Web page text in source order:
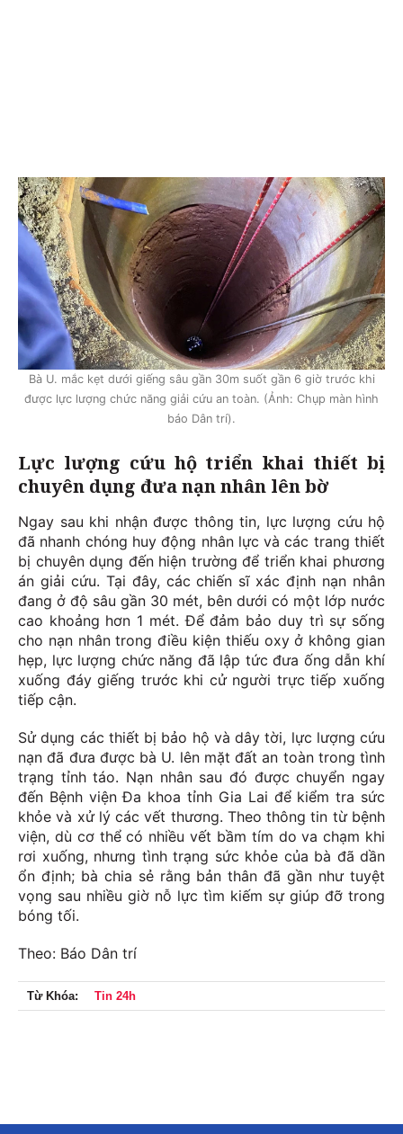
Bà U. mắc kẹt dưới giếng sâu gần 30m suốt gần 6 giờ trước khi
được lực lượng chức năng giải cứu an toàn. (Ảnh: Chụp màn hình
báo Dân trí).
Lực lượng cứu hộ triển khai thiết bị
chuyên dụng đưa nạn nhân lên bờ
Ngay sau khi nhận được thông tin, lực lượng cứu hộ
đã nhanh chóng huy động nhân lực và các trang thiết
bị chuyên dụng đến hiện trường để triển khai phương
án giải cứu. Tại đây, các chiến sĩ xác định nạn nhân
đang ở độ sâu gần 30 mét, bên dưới có một lớp nước
cao khoảng hơn 1 mét. Để đảm bảo duy trì sự sống
cho nạn nhân trong điều kiện thiếu oxy ở không gian
hẹp, lực lượng chức năng đã lập tức đưa ống dẫn khí
xuống đáy giếng trước khi cử người trực tiếp xuống
tiếp cận.
Sử dụng các thiết bị bảo hộ và dây tời, lực lượng cứu
nạn đã đưa được bà U. lên mặt đất an toàn trong tình
trạng tỉnh táo. Nạn nhân sau đó được chuyển ngay
đến Bệnh viện Đa khoa tỉnh Gia Lai để kiểm tra sức
khỏe và xử lý các vết thương. Theo thông tin từ bệnh
viện, dù cơ thể có nhiều vết bầm tím do va chạm khi
rơi xuống, nhưng tình trạng sức khỏe của bà đã dần
ổn định; bà chia sẻ rằng bản thân đã gần như tuyệt
vọng sau nhiều giờ nỗ lực tìm kiếm sự giúp đỡ trong
bóng tối.
Theo: Báo Dân trí
Từ Khóa: Tin 24h